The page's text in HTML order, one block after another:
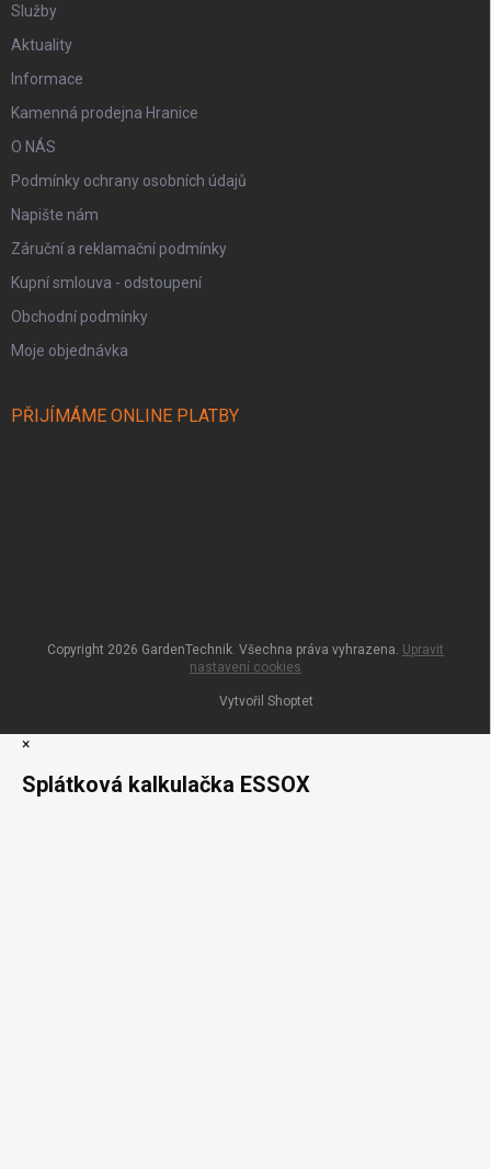
Služby
Aktuality
Informace
Kamenná prodejna Hranice
O NÁS
Podmínky ochrany osobních údajů
Napište nám
Záruční a reklamační podmínky
Kupní smlouva - odstoupení
Obchodní podmínky
Moje objednávka
PŘIJÍMÁME ONLINE PLATBY
Vytvořil Shoptet
Copyright 2026 GardenTechnik. Všechna práva vyhrazena. Upravit
nastavení cookies
×
Splátková kalkulačka ESSOX